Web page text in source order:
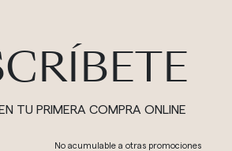
TU PRIMERA COMPRA ONLINE
No acumulable a otras promociones